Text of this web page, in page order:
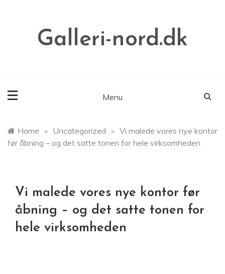
Galleri-nord.dk
Menu
Home » Uncategorized » Vi malede vores nye kontor
før åbning – og det satte tonen for hele virksomheden
Vi malede vores nye kontor før
åbning – og det satte tonen for
hele virksomheden